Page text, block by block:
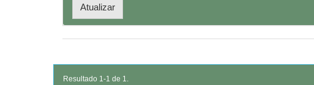
Resultado 1-1 de 1.